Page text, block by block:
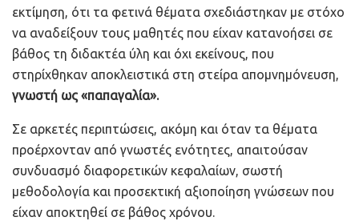
εκτίμηση, ότι τα φετινά θέματα σχεδιάστηκαν με στόχο
να αναδείξουν τους μαθητές που είχαν κατανοήσει σε
βάθος τη διδακτέα ύλη και όχι εκείνους, που
στηρίχθηκαν αποκλειστικά στη στείρα απομνημόνευση,
γνωστή ως «παπαγαλία».
Σε αρκετές περιπτώσεις, ακόμη και όταν τα θέματα
προέρχονταν από γνωστές ενότητες, απαιτούσαν
συνδυασμό διαφορετικών κεφαλαίων, σωστή
μεθοδολογία και προσεκτική αξιοποίηση γνώσεων που
είχαν αποκτηθεί σε βάθος χρόνου.